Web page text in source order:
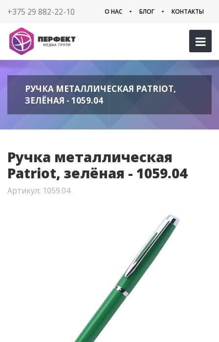
+375 29 882-22-10 О НАС БЛОГ КОНТАКТЫ
РУЧКА МЕТАЛЛИЧЕСКАЯ PATRIOT,
ЗЕЛЁНАЯ - 1059.04
Ручка металлическая
Patriot, зелёная - 1059.04
Артикул: 1059.04